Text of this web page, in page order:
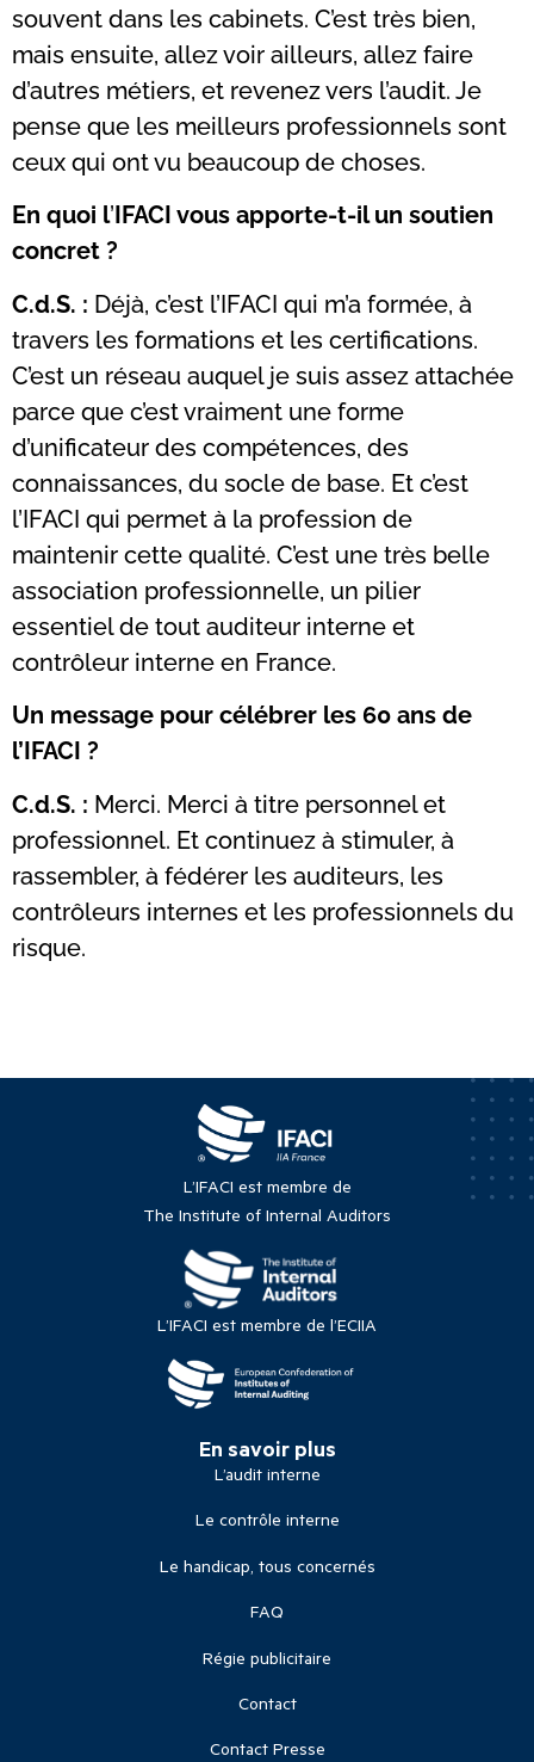
souvent dans les cabinets. C’est très bien,
mais ensuite, allez voir ailleurs, allez faire
d’autres métiers, et revenez vers l’audit. Je
pense que les meilleurs professionnels sont
ceux qui ont vu beaucoup de choses.
En quoi l’ IFACI vous apporte-t-il un soutien
concret ?
C.d.S. : Déjà, c’est l’IFACI qui m’a formée, à
travers les formations et les certifications.
C’est un réseau auquel je suis assez attachée
parce que c’est vraiment une forme
d’unificateur des compétences, des
connaissances, du socle de base. Et c’est
l’IFACI qui permet à la profession de
maintenir cette qualité. C’est une très belle
association professionnelle, un pilier
essentiel de tout auditeur interne et
contrôleur interne en France.
Un message pour célébrer les 60 ans de
l’IFACI ?
C.d.S. : Merci. Merci à titre personnel et
professionnel. Et continuez à stimuler, à
rassembler, à fédérer les auditeurs, les
contrôleurs internes et les professionnels du
risque.
L’IFACI est membre de
The Institute of Internal Auditors
L’IFACI est membre de l’ECIIA
En savoir plus
L’audit interne
Le contrôle interne
Le handicap, tous concernés
FAQ
Régie publicitaire
Contact
Contact Presse